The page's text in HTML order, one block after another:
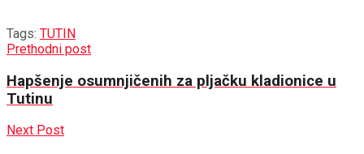
Tags: TUTIN
Prethodni post
Hapšenje osumnjičenih za pljačku kladionice u
Tutinu
Next Post